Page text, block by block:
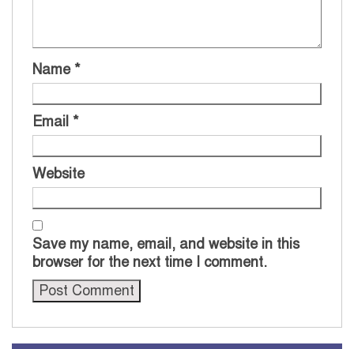
Name *
Email *
Website
Save my name, email, and website in this
browser for the next time I comment.